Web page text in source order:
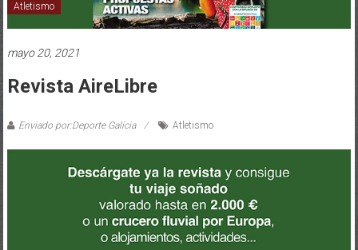
Atletismo
mayo 20, 2021
Revista AireLibre
Enviado por:Deporte Galicia Atletismo